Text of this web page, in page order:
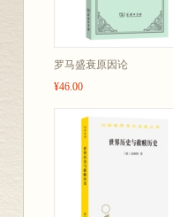
罗马盛衰原因论
¥46.00